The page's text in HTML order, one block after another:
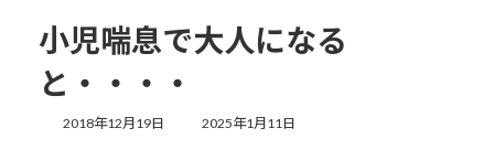
小児喘息で大人になる
と・・・・
2018年12月19日
最
2025年1月11日